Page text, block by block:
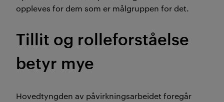
oppleves for dem som er målgruppen for det.
Tillit og rolleforståelse
betyr mye
Hovedtyngden av påvirkningsarbeidet foregår